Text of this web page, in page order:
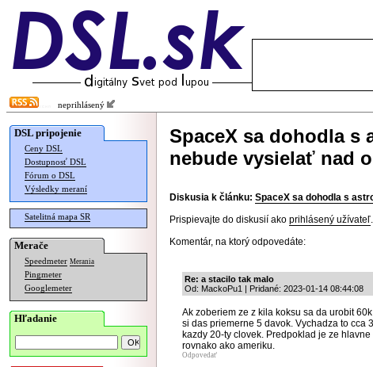
neprihlásený
DSL pripojenie
Ceny DSL
Dostupnosť DSL
Fórum o DSL
Výsledky meraní
Satelitná mapa SR
Merače
Speedmeter Merania
Pingmeter
Googlemeter
Hľadanie
SpaceX sa dohodla s
nebude vysielať nad
Diskusia k článku: SpaceX sa dohodla s
Prispievajte do diskusií ako prihlásený užívateľ.
Komentár, na ktorý odpovedáte:
Re: a stacilo tak malo
Od: MackoPu1 | Pridané: 2023-01-14 08:44:08
Ak zoberiem ze z kila koksu sa da urobit
si das priemerne 5 davok. Vychadza to cca
kazdy 20-ty clovek. Predpoklad je ze
rovnako ako ameriku.
Odpovedať